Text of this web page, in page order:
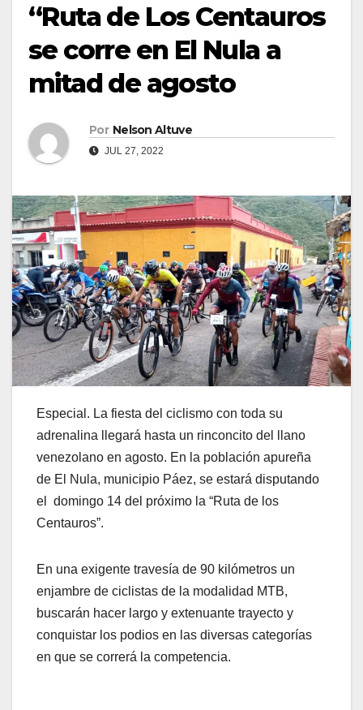
“Ruta de Los Centauros
se corre en El Nula a
mitad de agosto
Por Nelson Altuve
JUL 27, 2022
Especial. La fiesta del ciclismo con toda su
adrenalina llegará hasta un rinconcito del llano
venezolano en agosto. En la población apureña
de El Nula, municipio Páez, se estará disputando
el domingo 14 del próximo la “Ruta de los
Centauros”.
En una exigente travesía de 90 kilómetros un
enjambre de ciclistas de la modalidad MTB,
buscarán hacer largo y extenuante trayecto y
conquistar los podios en las diversas categorías
en que se correrá la competencia.